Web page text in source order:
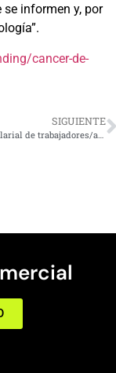
se informen y, por
cancer-de-
SIGUIENTE
Causal de fuerza mayor por el mal tiempo impide el despido o descuento salarial de trabajadores/as que no puedan concurrir a sus labores